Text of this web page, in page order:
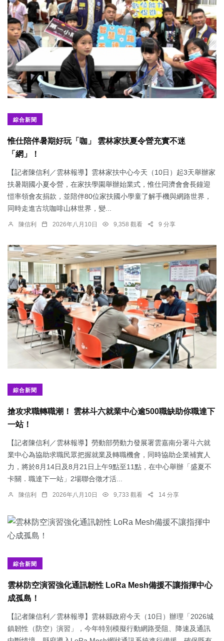
綜合新聞
惟仕陪伴暑期好玩「咖」 雲林家扶夏令營充實不迷
「網」！
【記者陳信利／雲林報導】雲林家扶中心今天（10日）起3天舉辦家
扶暑期國小夏令營，在家扶學園舉辦始業式，惟仕同濟會會長鐘迎
愷率領會友捐款，並陪伴80位家扶國小學童了解手機與網路世界，
同時走進古坑咖啡山林世界，變...
陳信利 2026年八月10日 9,358 觀看 9 分享
綜合新聞
搶攻求職轉職潮！ 雲林斗六就業中心逾500職缺助你職達下
一站！
【記者陳信利／雲林報導】勞動部勞動力發展署雲嘉南分署斗六就
業中心為協助求職民眾把握就業及轉職機會，同時協助企業補實人
力，將於8月14日及8月21日上午9點至11點，在中心舉辦「盛夏不
卡關．職達下一站」2場聯合徵才活...
陳信利 2026年八月10日 9,733 觀看 14 分享
綜合新聞
雲林防空演習強化通訊韌性 LoRa Mesh備援不讓指揮中心
成孤島！
【記者陳信利／雲林報導】雲林縣政府今天（10日）辦理「2026城
鎮韌性（防空）演習」，今年特別模擬行動網路受阻、降速及通訊